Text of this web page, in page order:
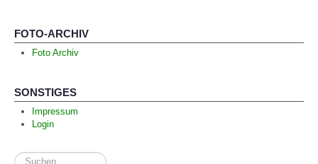
FOTO-ARCHIV
Foto Archiv
SONSTIGES
Impressum
Login
Suchen